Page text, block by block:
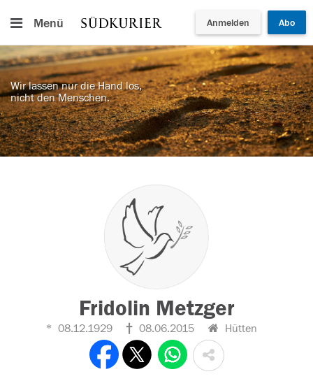
Menü Anmelden Abo
Wir lassen nur die Hand los,
nicht den Menschen.
Fridolin Metzger
08.12.1929 08.06.2015 Hütten